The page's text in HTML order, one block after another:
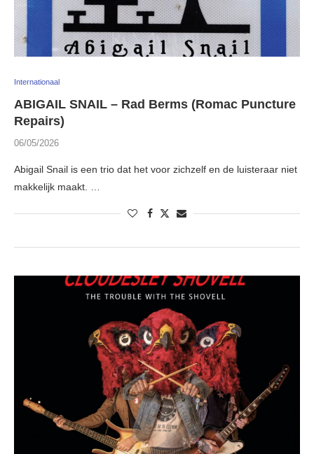
Internationaal
ABIGAIL SNAIL – Rad Berms (Romac Puncture
Repairs)
06/05/2026
Abigail Snail is een trio dat het voor zichzelf en de luisteraar niet
makkelijk maakt. …